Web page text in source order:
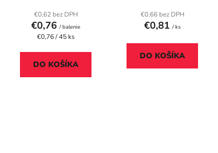
€0,62 bez DPH
€0,76 / balenie
Jednotková
€0,76 / 45 ks
DO KOŠÍKA
€0,66 bez DPH
€0,81 / ks
DO KOŠÍKA